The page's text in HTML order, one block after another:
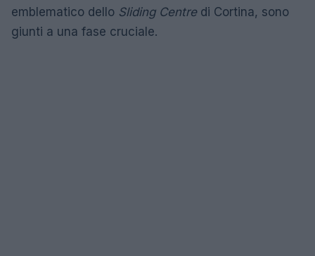
emblematico dello Sliding Centredi Cortina, sono
giunti a una fase cruciale.